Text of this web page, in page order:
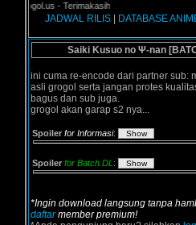
Grogol.us - Terimakasih
JADWAL RILIS| DATABASE
Saiki Kusuo no Ψ-nan
ini cuma re-encode dari partner sub:
asli grogol serta jangan protes
bagus dan sub juga.
grogol akan garap s2 nya...
Spoiler for Informasi:
Spoiler for Batch DL :
*Ingin download langsung tanpa
daftarmember premium!